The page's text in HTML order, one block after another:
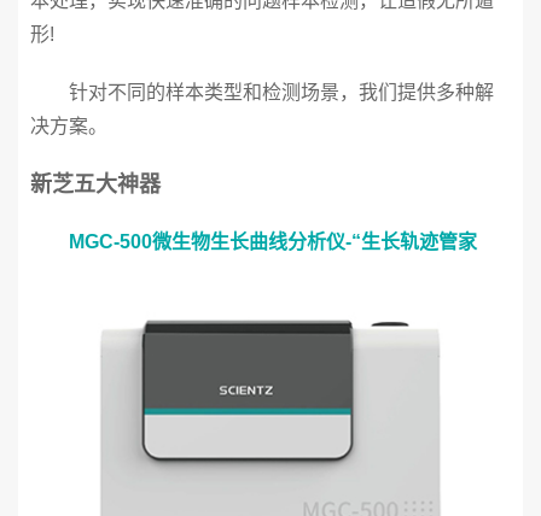
形!
针对不同的样本类型和检测场景，我们提供多种解
决方案。
新芝五大神器
MGC-500‍‍微生物生长曲线分析仪-“生长轨迹管家